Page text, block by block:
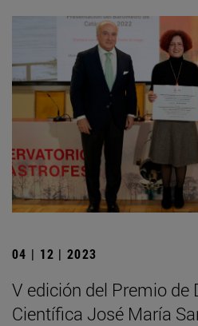
04 | 12 | 2023
V edición del Premio de
Científica José María